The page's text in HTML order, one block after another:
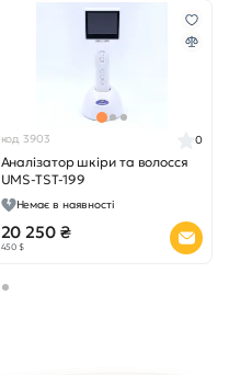
код 3903
Аналізатор шкіри та волосся
UMS-TST-199
0
Немає в наявності
20 250 ₴
450 $